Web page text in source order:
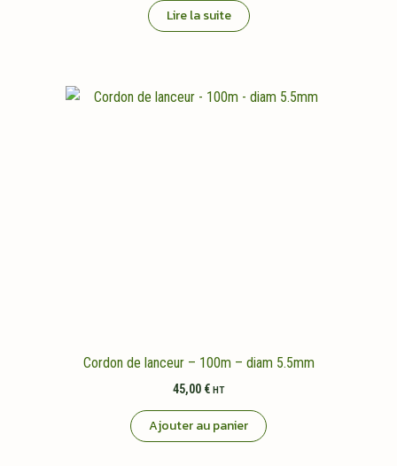
Lire la suite
Cordon de lanceur – 100m – diam 5.5mm
45,00 € HT
Ajouter au panier